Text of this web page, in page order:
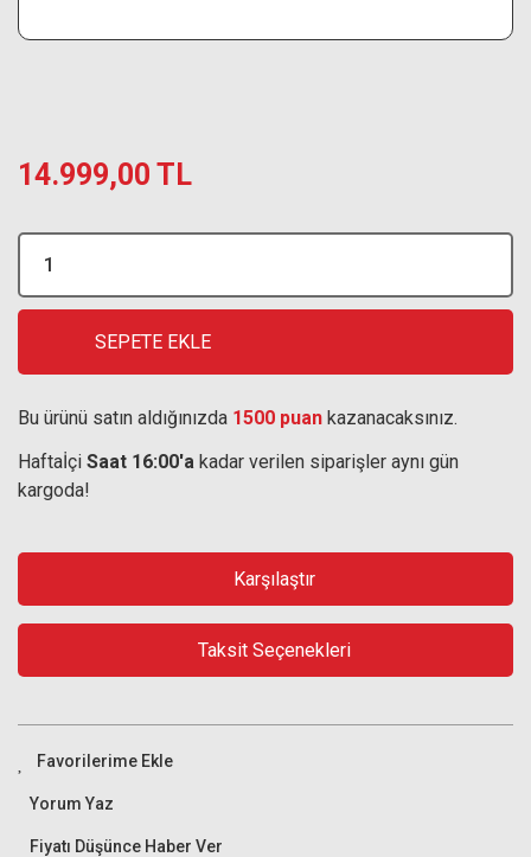
14.999,00 TL
SEPETE EKLE
Bu ürünü satın aldığınızda 1500 puan kazanacaksınız.
Haftaİçi Saat 16:00'a kadar verilen siparişler aynı gün
kargoda!
Karşılaştır
Taksit Seçenekleri
Yorum Yaz
Fiyatı Düşünce Haber Ver